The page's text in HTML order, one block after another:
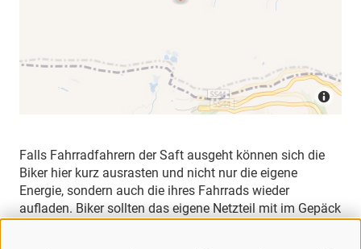
Falls Fahrradfahrern der Saft ausgeht können sich die
Biker hier kurz ausrasten und nicht nur die eigene
Energie, sondern auch die ihres Fahrrads wieder
aufladen. Biker sollten das eigene Netzteil mit im Gepäck